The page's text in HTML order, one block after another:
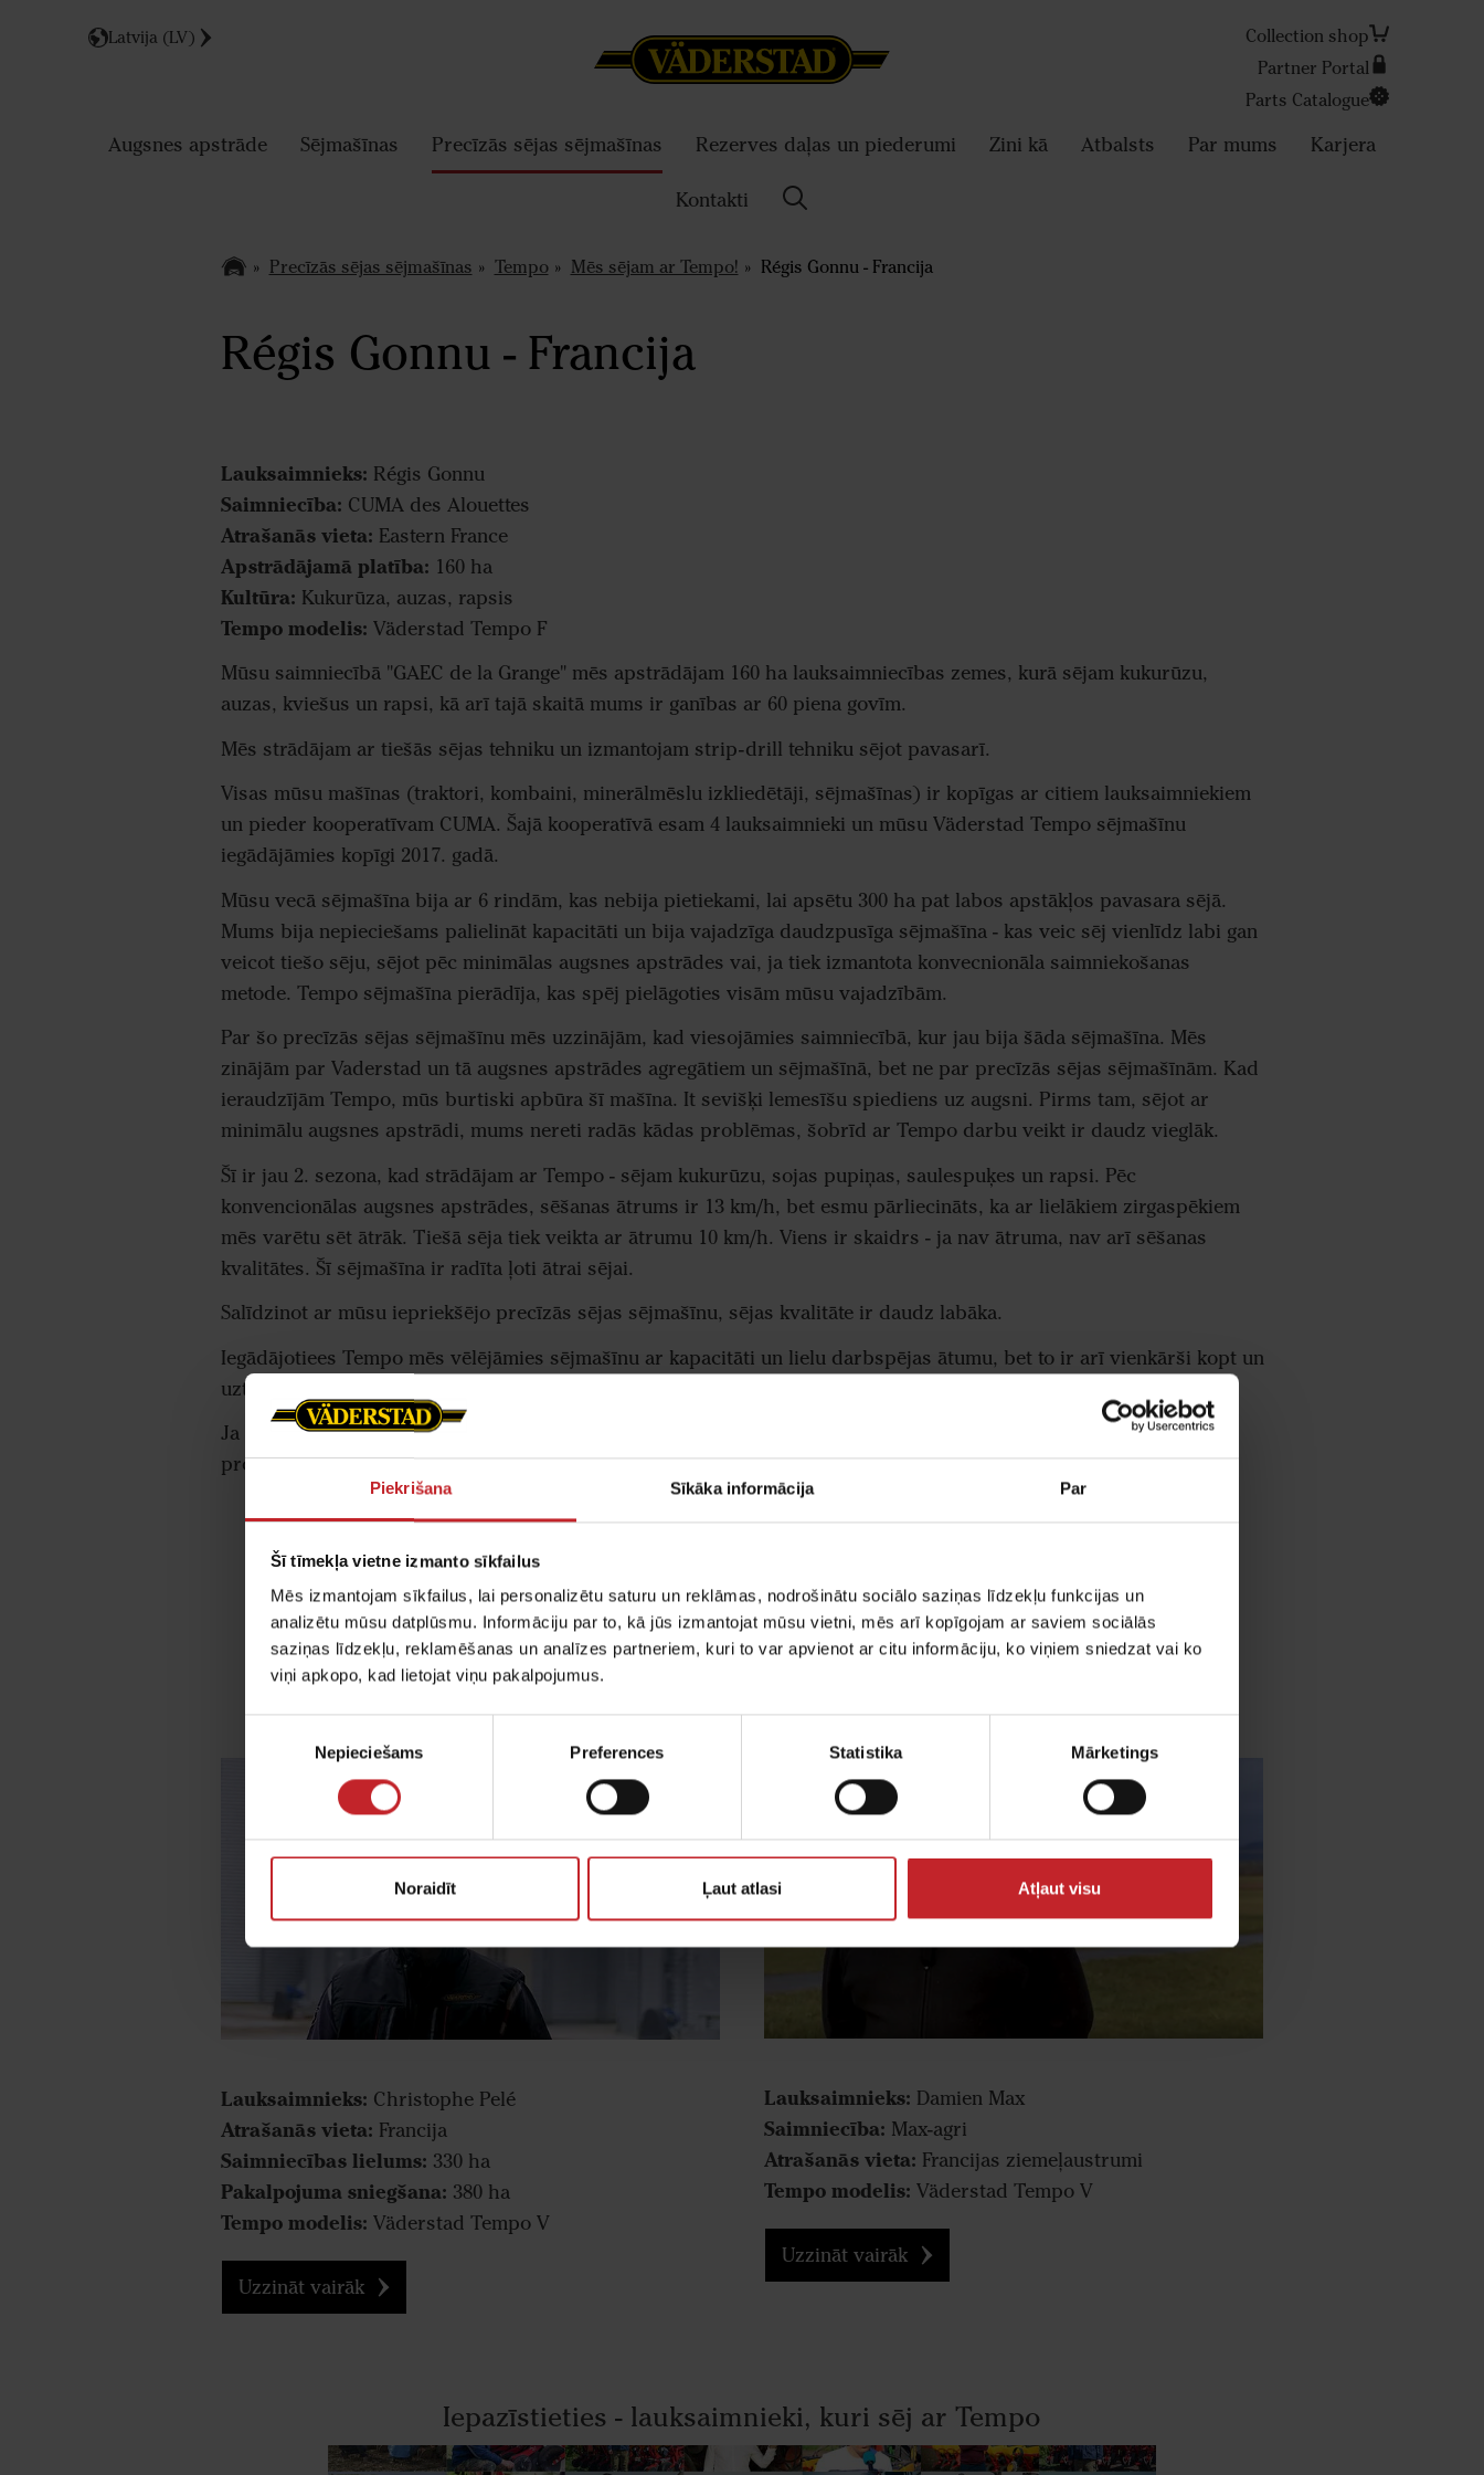
Piekrišana Sīkāka informācija Par
Šī tīmekļa vietne izmanto sīkfailus
Mēs izmantojam sīkfailus, lai personalizētu saturu un reklāmas, nodrošinātu sociālo saziņas līdzekļu funkcijas un
analizētu mūsu datplūsmu. Informāciju par to, kā jūs izmantojat mūsu vietni, mēs arī kopīgojam ar saviem sociālās
saziņas līdzekļu, reklamēšanas un analīzes partneriem, kuri to var apvienot ar citu informāciju, ko viņiem sniedzat vai ko
viņi apkopo, kad lietojat viņu pakalpojumus.
Nepieciešams Preferences Statistika Mārketings
Noraidīt Ļaut atlasi Atļaut visu
Latvija (LV)
Collection shop
Partner Portal
Parts Catalogue
Augsnes apstrāde Sējmašīnas Precīzās sējas sējmašīnas Rezerves daļas un piederumi Zini kā Atbalsts Par mums Karjera
Kontakti
Precīzās sējas sējmašīnas Tempo Mēs sējam ar Tempo! Régis Gonnu - Francija
Régis Gonnu - Francija
Lauksaimnieks: Régis Gonnu
Saimniecība: CUMA des Alouettes
Atrašanās vieta: Eastern France
Apstrādājamā platība: 160 ha
Kultūra: Kukurūza, auzas, rapsis
Tempo modelis: Väderstad Tempo F
Mūsu saimniecībā "GAEC de la Grange" mēs apstrādājam 160 ha lauksaimniecības zemes, kurā sējam kukurūzu,
auzas, kviešus un rapsi, kā arī tajā skaitā mums ir ganības ar 60 piena govīm.
Mēs strādājam ar tiešās sējas tehniku un izmantojam strip-drill tehniku sējot pavasarī.
Visas mūsu mašīnas (traktori, kombaini, minerālmēslu izkliedētāji, sējmašīnas) ir kopīgas ar citiem lauksaimniekiem
un pieder kooperatīvam CUMA. Šajā kooperatīvā esam 4 lauksaimnieki un mūsu Väderstad Tempo sējmašīnu
iegādājāmies kopīgi 2017. gadā.
Mūsu vecā sējmašīna bija ar 6 rindām, kas nebija pietiekami, lai apsētu 300 ha pat labos apstākļos pavasara sējā.
Mums bija nepieciešams palielināt kapacitāti un bija vajadzīga daudzpusīga sējmašīna - kas veic sēj vienlīdz labi gan
veicot tiešo sēju, sējot pēc minimālas augsnes apstrādes vai, ja tiek izmantota konvecnionāla saimniekošanas
metode. Tempo sējmašīna pierādīja, kas spēj pielāgoties visām mūsu vajadzībām.
Par šo precīzās sējas sējmašīnu mēs uzzinājām, kad viesojāmies saimniecībā, kur jau bija šāda sējmašīna. Mēs
zinājām par Vaderstad un tā augsnes apstrādes agregātiem un sējmašīnā, bet ne par precīzās sējas sējmašīnām. Kad
ieraudzījām Tempo, mūs burtiski apbūra šī mašīna. It sevišķi lemesīšu spiediens uz augsni. Pirms tam, sējot ar
minimālu augsnes apstrādi, mums nereti radās kādas problēmas, šobrīd ar Tempo darbu veikt ir daudz vieglāk.
Šī ir jau 2. sezona, kad strādājam ar Tempo - sējam kukurūzu, sojas pupiņas, saulespuķes un rapsi. Pēc
konvencionālas augsnes apstrādes, sēšanas ātrums ir 13 km/h, bet esmu pārliecināts, ka ar lielākiem zirgaspēkiem
mēs varētu sēt ātrāk. Tiešā sēja tiek veikta ar ātrumu 10 km/h. Viens ir skaidrs - ja nav ātruma, nav arī sēšanas
kvalitātes. Šī sējmašīna ir radīta ļoti ātrai sējai.
Salīdzinot ar mūsu iepriekšējo precīzās sējas sējmašīnu, sējas kvalitāte ir daudz labāka.
Iegādājotiees Tempo mēs vēlējāmies sējmašīnu ar kapacitāti un lielu darbspējas ātumu, bet to ir arī vienkārši kopt un
uzturēt kārtībā.
Ja kāds mums prasa vai viņiem vajadzētu iegādāties Tempo vai nē, mēs noteikti sakam - "jā", jo ar šo sējmašīnu
problēmu nav.
Tempo lauksaimnieki no Francijas
Lauksaimnieks: Christophe Pelé
Atrašanās vieta: Francija
Saimniecības lielums: 330 ha
Pakalpojuma sniegšana: 380 ha
Tempo modelis: Väderstad Tempo V
Uzzināt vairāk
Lauksaimnieks: Damien Max
Saimniecība: Max-agri
Atrašanās vieta: Francijas ziemeļaustrumi
Tempo modelis: Väderstad Tempo V
Uzzināt vairāk
Iepazīstieties - lauksaimnieki, kuri sēj ar Tempo